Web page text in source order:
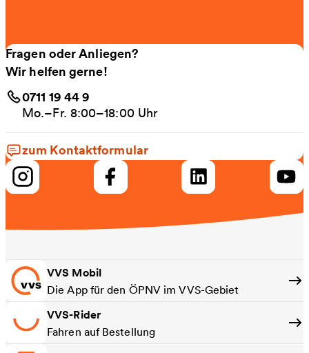
Fragen oder Anliegen?
Wir helfen gerne!
0711 19 44 9
Mo.–Fr. 8:00–18:00 Uhr
zum Kontaktformular
VVS Mobil
Die App für den ÖPNV im VVS-Gebiet
VVS-Rider
Fahren auf Bestellung